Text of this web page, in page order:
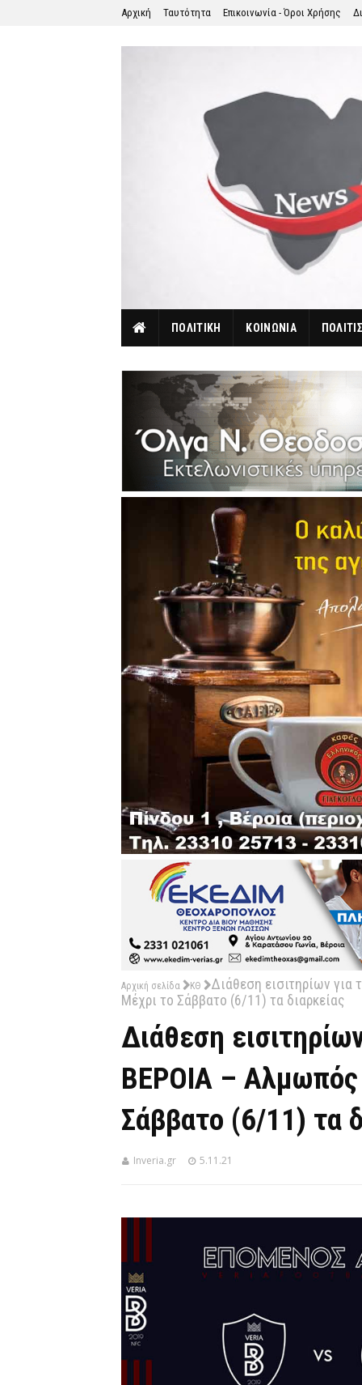
Αρχική Ταυτότητα Επικοινωνία - Όροι Χρήσης
ΠΟΛΙΤΙΚΗ ΚΟΙΝΩΝΙΑ
Αρχική σελίδα ΚΘ
Διάθεση εισιτηρίων
Μέχρι το Σάββατο (6/11) τα διαρκείας
Διάθεση
ΒΕΡΟΙΑ – Αλμωπός
Σάββατο (6/11) τα
Inveria.gr 5.11.21